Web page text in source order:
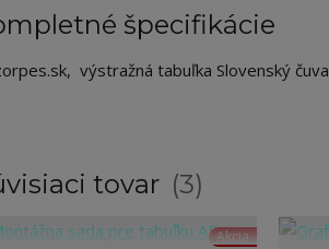
špecifikácie
výstražná tabuľka Slovenský
tovar 3
Akcia